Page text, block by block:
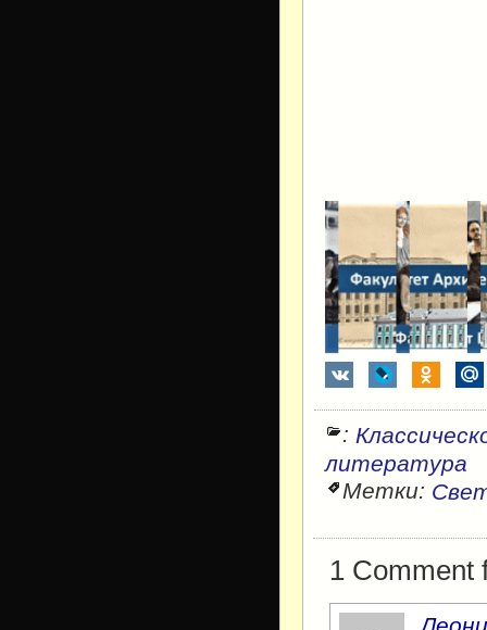
:
литература
Метки:
1 Comment